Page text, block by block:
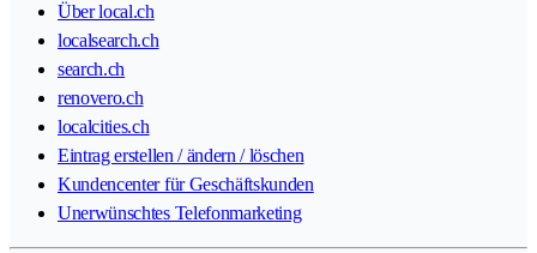
Über local.ch
localsearch.ch
search.ch
renovero.ch
localcities.ch
Eintrag erstellen / ändern / löschen
Kundencenter für Geschäftskunden
Unerwünschtes Telefonmarketing